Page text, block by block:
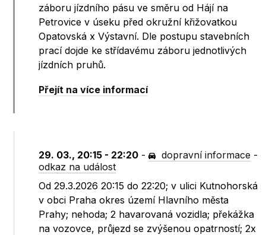
záboru jízdního pásu ve směru od Hájí na
Petrovice v úseku před okružní křižovatkou
Opatovská x Výstavní. Dle postupu stavebních
prací dojde ke střídavému záboru jednotlivých
jízdních pruhů.
Přejít na více informací
29. 03., 20:15 - 22:20 - dopravní informace -
odkaz na událost
Od 29.3.2026 20:15 do 22:20; v ulici Kutnohorská
v obci Praha okres území Hlavního města
Prahy; nehoda; 2 havarovaná vozidla; překážka
na vozovce, průjezd se zvýšenou opatrností; 2x